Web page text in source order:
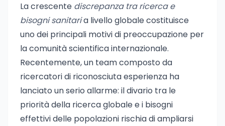
La crescente discrepanza tra ricerca e
bisogni sanitaria livello globale costituisce
uno dei principali motivi di preoccupazione per
la comunità scientifica internazionale.
Recentemente, un team composto da
ricercatori di riconosciuta esperienza ha
lanciato un serio allarme: il divario tra le
priorità della ricerca globale e i bisogni
effettivi delle popolazioni rischia di ampliarsi